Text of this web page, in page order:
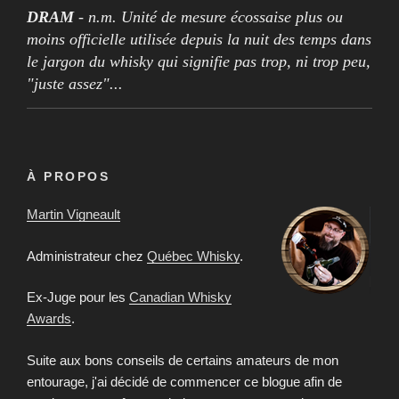
DRAM- n.m. Unité de mesure écossaise plus ou
moins officielle utilisée depuis la nuit des temps dans
le jargon du whisky qui signifie pas trop, ni trop peu,
"juste assez"...
À PROPOS
Martin Vigneault
Administrateur chez Québec Whisky.
Ex-Juge pour les Canadian Whisky
Awards.
Suite aux bons conseils de certains amateurs de mon
entourage, j'ai décidé de commencer ce blogue afin de